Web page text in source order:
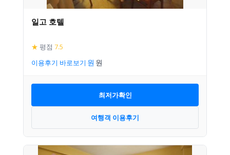
일고 호텔
★ 평점 7.5
이용후기 바로보기
최저가확인
여행객 이용후기